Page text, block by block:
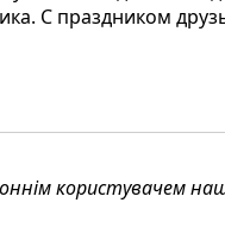
С праздником
користувачем